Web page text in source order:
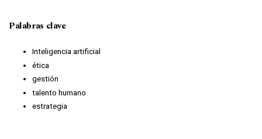
Palabras clave
Inteligencia artificial
ética
gestión
talento humano
estrategia